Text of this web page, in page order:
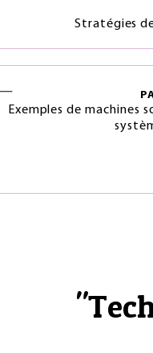
Stratégies
Exemples de machines
"